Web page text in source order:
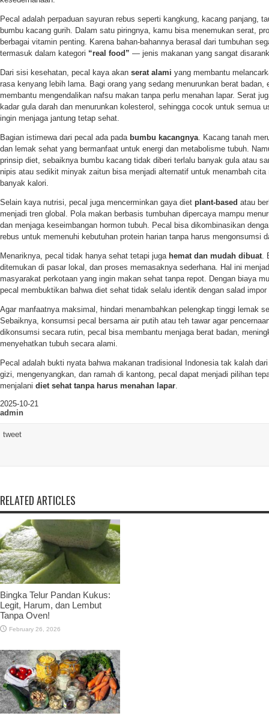
Pecal adalah perpaduan sayuran rebus seperti kangkung, kacang panjang,
bumbu kacang gurih. Dalam satu piringnya, kamu bisa menemukan serat,
berbagai vitamin penting. Karena bahan-bahannya berasal dari tumbuhan
termasuk dalam kategori “real food” — jenis makanan yang sangat
Dari sisi kesehatan, pecal kaya akan serat alami yang membantu
rasa kenyang lebih lama. Bagi orang yang sedang menurunkan berat badan,
membantu mengendalikan nafsu makan tanpa perlu menahan lapar. Serat
kadar gula darah dan menurunkan kolesterol, sehingga cocok untuk semua
ingin menjaga jantung tetap sehat.
Bagian istimewa dari pecal ada pada bumbu kacangnya. Kacang tanah
dan lemak sehat yang bermanfaat untuk energi dan metabolisme tubuh.
prinsip diet, sebaiknya bumbu kacang tidak diberi terlalu banyak gula atau
nipis atau sedikit minyak zaitun bisa menjadi alternatif untuk menambah cita
banyak kalori.
Selain kaya nutrisi, pecal juga mencerminkan gaya diet plant-based atau
menjadi tren global. Pola makan berbasis tumbuhan dipercaya mampu
dan menjaga keseimbangan hormon tubuh. Pecal bisa dikombinasikan
rebus untuk memenuhi kebutuhan protein harian tanpa harus mengonsumsi
Menariknya, pecal tidak hanya sehat tetapi juga hemat dan mudah dibuat.
ditemukan di pasar lokal, dan proses memasaknya sederhana. Hal ini
masyarakat perkotaan yang ingin makan sehat tanpa repot. Dengan biaya
pecal membuktikan bahwa diet sehat tidak selalu identik dengan salad
Agar manfaatnya maksimal, hindari menambahkan pelengkap tinggi lemak
Sebaiknya, konsumsi pecal bersama air putih atau teh tawar agar
dikonsumsi secara rutin, pecal bisa membantu menjaga berat badan,
menyehatkan tubuh secara alami.
Pecal adalah bukti nyata bahwa makanan tradisional Indonesia tak kalah
gizi, mengenyangkan, dan ramah di kantong, pecal dapat menjadi pilihan
menjalani diet sehat tanpa harus menahan lapar.
2025-10-21
admin
tweet
RELATED ARTICLES
Bingka Telur Pandan Kukus:
Legit, Harum, dan Lembut
Tanpa Oven!
February 26, 2026